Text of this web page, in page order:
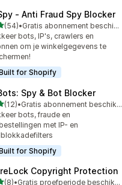
‑ Anti Fraud Spy Blocker
5 sterren
(54) in totaal
•
Gratis abonnement beschikbaar
bots, IP's, crawlers en
om je winkelgegevens te
for Shopify
Spy & Bot Blocker
5 sterren
(12) in totaal
•
Gratis abonnement beschikbaar
bots, fraude en
met IP- en
for Shopify
Copyright Protection
5 sterren
(8)•
Gratis proefperiode beschikbaar